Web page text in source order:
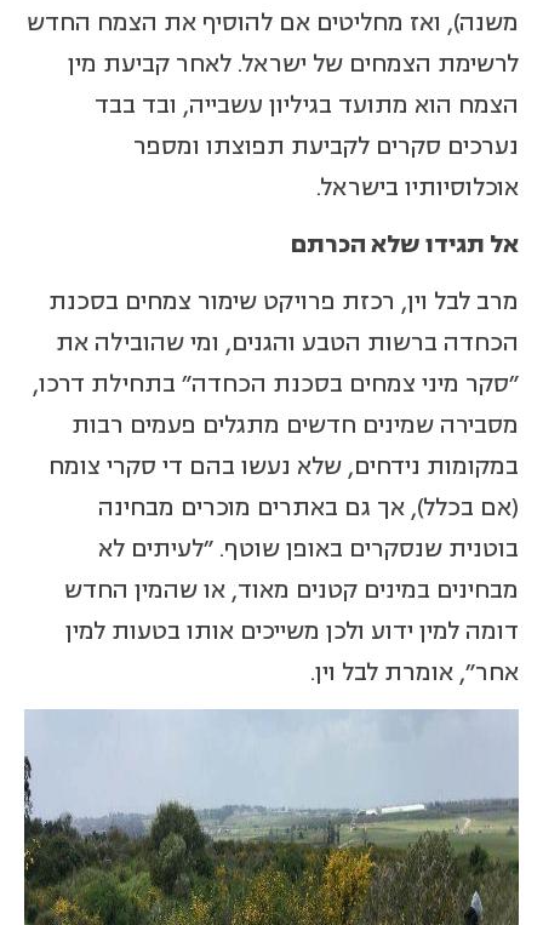
משנה), ואז מחליטים אם להוסיף את הצמח החדש
לרשימת הצמחים של ישראל. לאחר קביעת מין
הצמח הוא מתועד בגיליון עשבייה, ובד בבד
נערכים סקרים לקביעת תפוצתו ומספר
אוכלוסיותיו בישראל.
אל תגידו שלא הכרתם
מרב לבל וין, רכזת פרויקט שימור צמחים בסכנת
הכחדה ברשות הטבע והגנים, ומי שהובילה את
"סקר מיני צמחים בסכנת הכחדה" בתחילת דרכו,
מסבירה שמינים חדשים מתגלים פעמים רבות
במקומות נידחים, שלא נעשו בהם די סקרי צומח
(אם בכלל), אך גם באתרים מוכרים מבחינה
בוטנית שנסקרים באופן שוטף. "לעיתים לא
מבחינים במינים קטנים מאוד, או שהמין החדש
דומה למין ידוע ולכן משייכים אותו בטעות למין
אחר", אומרת לבל וין.